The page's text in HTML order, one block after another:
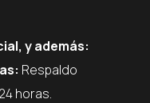
y además:
Respaldo
horas.